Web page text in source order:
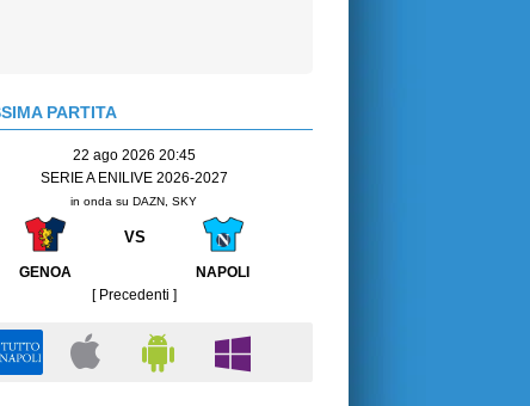
PARTITA
22 ago 2026 20:45
SERIE A ENILIVE 2026-2027
in onda su DAZN, SKY
VS
GENOA
NAPOLI
[ Precedenti ]